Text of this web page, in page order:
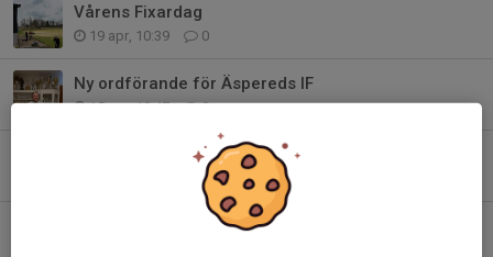
Vårens Fixardag
19 apr, 10:39 0
Ny ordförande för Äspereds IF
15 apr, 18:47 0
Swish, Fritidskortet och nytt Bankgiro
0
Årets ÄIF:are 2025